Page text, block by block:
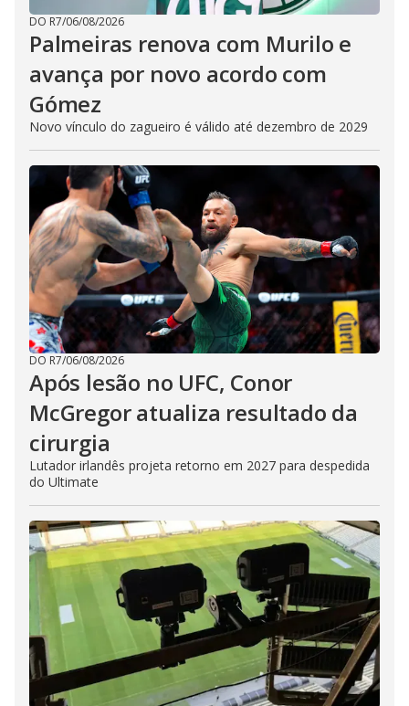
DO R7/06/08/2026
Palmeiras renova com Murilo e
avança por novo acordo com
Gómez
Novo vínculo do zagueiro é válido até dezembro de 2029
DO R7/06/08/2026
Após lesão no UFC, Conor
McGregor atualiza resultado da
cirurgia
Lutador irlandês projeta retorno em 2027 para despedida
do Ultimate